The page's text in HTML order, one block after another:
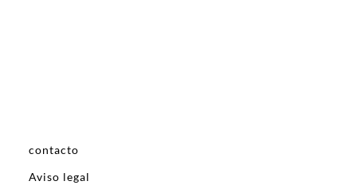
contacto
Aviso legal